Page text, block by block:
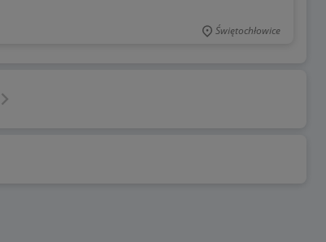
Świętochłowice
Następna strona